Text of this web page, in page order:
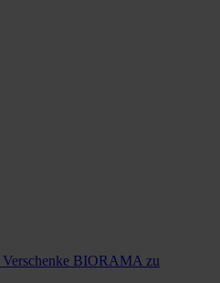
Verschenke BIORAMA zu